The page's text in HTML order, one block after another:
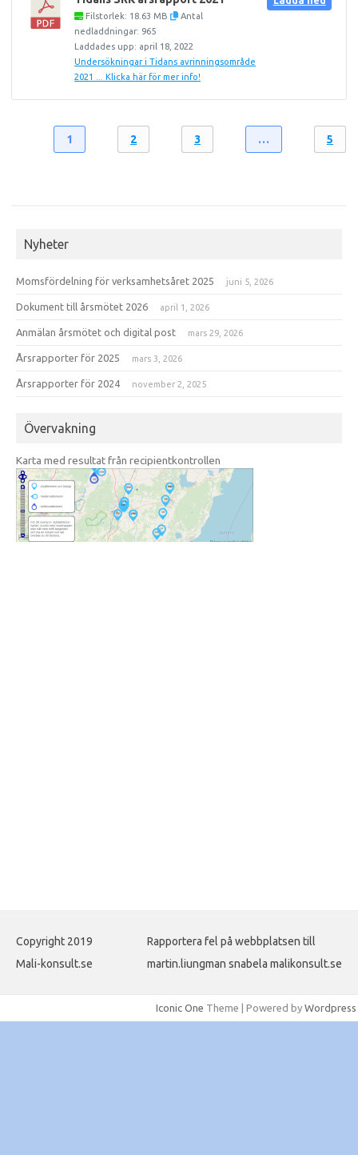
Filstorlek: 18.63 MB
Antal
nedladdningar: 965
Laddades upp: april 18, 2022
Undersökningar i Tidans avrinningsområde
2021 ... Klicka här för mer info!
1 2 3 … 5
Nyheter
Momsfördelning för verksamhetsåret 2025 juni 5, 2026
Dokument till årsmötet 2026 april 1, 2026
Anmälan årsmötet och digital post mars 29, 2026
Årsrapporter för 2025 mars 3, 2026
Årsrapporter för 2024 november 2, 2025
Övervakning
Karta med resultat från recipientkontrollen
Copyright 2019
Mali-konsult.se
Rapportera fel på webbplatsen till
martin.liungman snabela malikonsult.se
Iconic One Theme | Powered by Wordpress